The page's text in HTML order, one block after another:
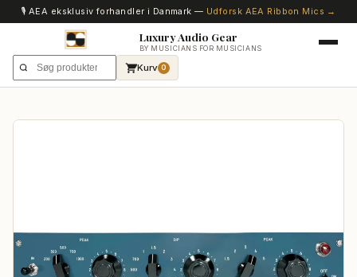
🎙️ AEA eksklusiv forhandler i Danmark — Udforsk AEA Ribbon Mics →
Luxury Audio Gear
BY MUSICIANS FOR MUSICIANS
Kurv 0